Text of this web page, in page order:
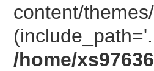
content/
/home/